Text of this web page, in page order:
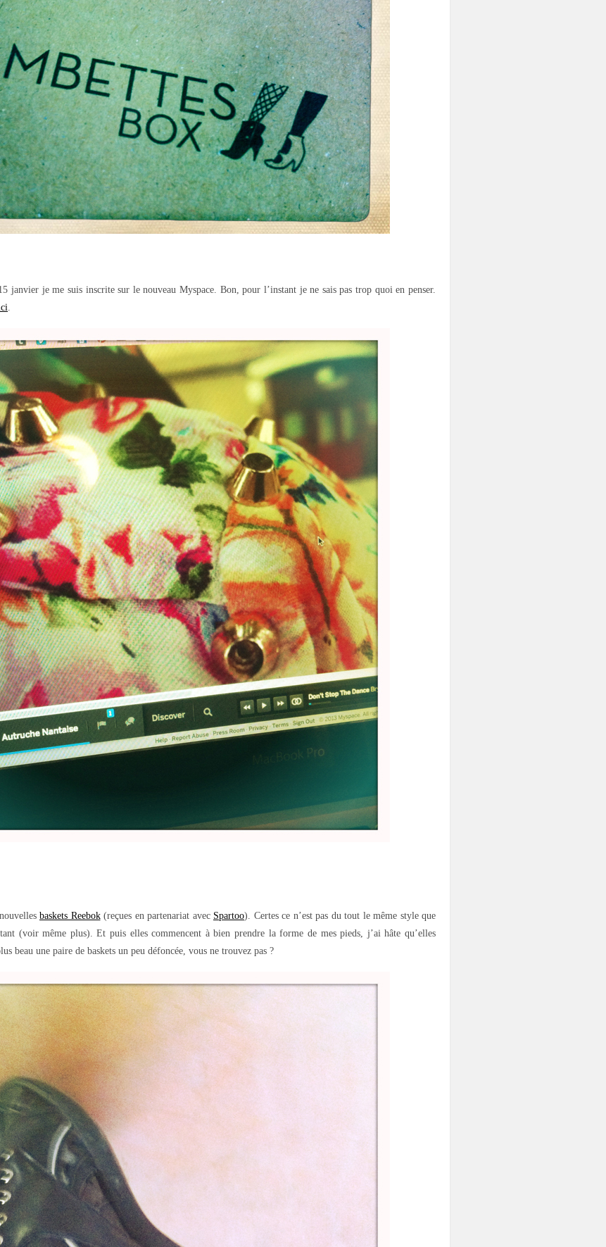
janvier je me suis inscrite sur le nouveau Myspace. Bon, pour l’instant je ne sais pas trop quoi en penser.
.
baskets Reebok(reçues en partenariat avec Spartoo). Certes ce n’est pas du tout le même style que
(voir même plus). Et puis elles commencent à bien prendre la forme de mes pieds, j’ai hâte qu’elles
beau une paire de baskets un peu défoncée, vous ne trouvez pas ?